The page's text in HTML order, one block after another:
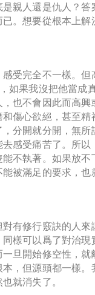
親人還是仇人？答
。想要從根本上
受完全不一樣。
如果我沒把他當成
也不會因此而高
傷心欲絕，甚至
分開就分開，無
感受痛苦了。所
不執著。如果放
被滿足的要求，
有修行竅訣的人
樣可以爲了對治
旦開始修空性，
，但源頭都一樣
就消失了。